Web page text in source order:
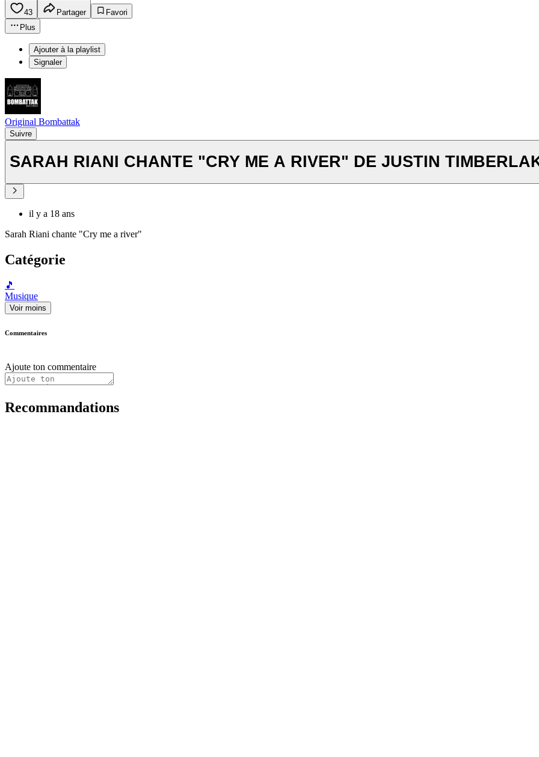
43 Partager
Favori
Plus
Ajouter à la playlist
Signaler
Original Bombattak
Suivre
SARAH RIANI CHANTE "CRY ME A RIVER" DE JUSTIN
il y a 18 ans
Sarah Riani chante "Cry me a river"
Catégorie
🎵
Musique
Voir moins
Commentaires
Ajoute ton commentaire
Recommandations